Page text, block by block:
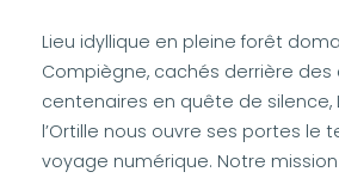
Lieu idyllique en pleine forêt
Compiègne, cachés derrière des
centenaires en quête de silence,
l’Ortille nous ouvre ses portes le
voyage numérique. Notre